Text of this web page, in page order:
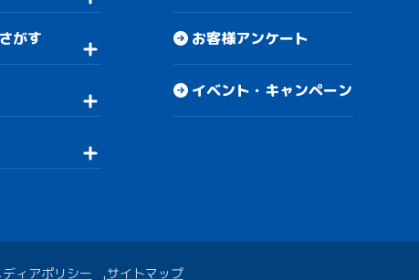
がす お客様アンケート
イベント・キャンペーン
ィアポリシー サイトマップ